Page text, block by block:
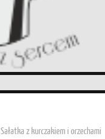
Sałatka z kurczakiem i orzechami